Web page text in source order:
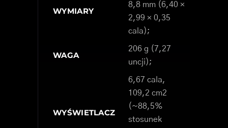
WYMIARY
8,8 mm (6,40 ×
2,99 × 0,35
cala);
WAGA
206 g (7,27
uncji);
WYŚWIETLACZ
6,67 cala,
109,2 cm2
(~88,5%
stosunek